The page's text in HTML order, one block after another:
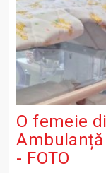
O femeie
- FOTO